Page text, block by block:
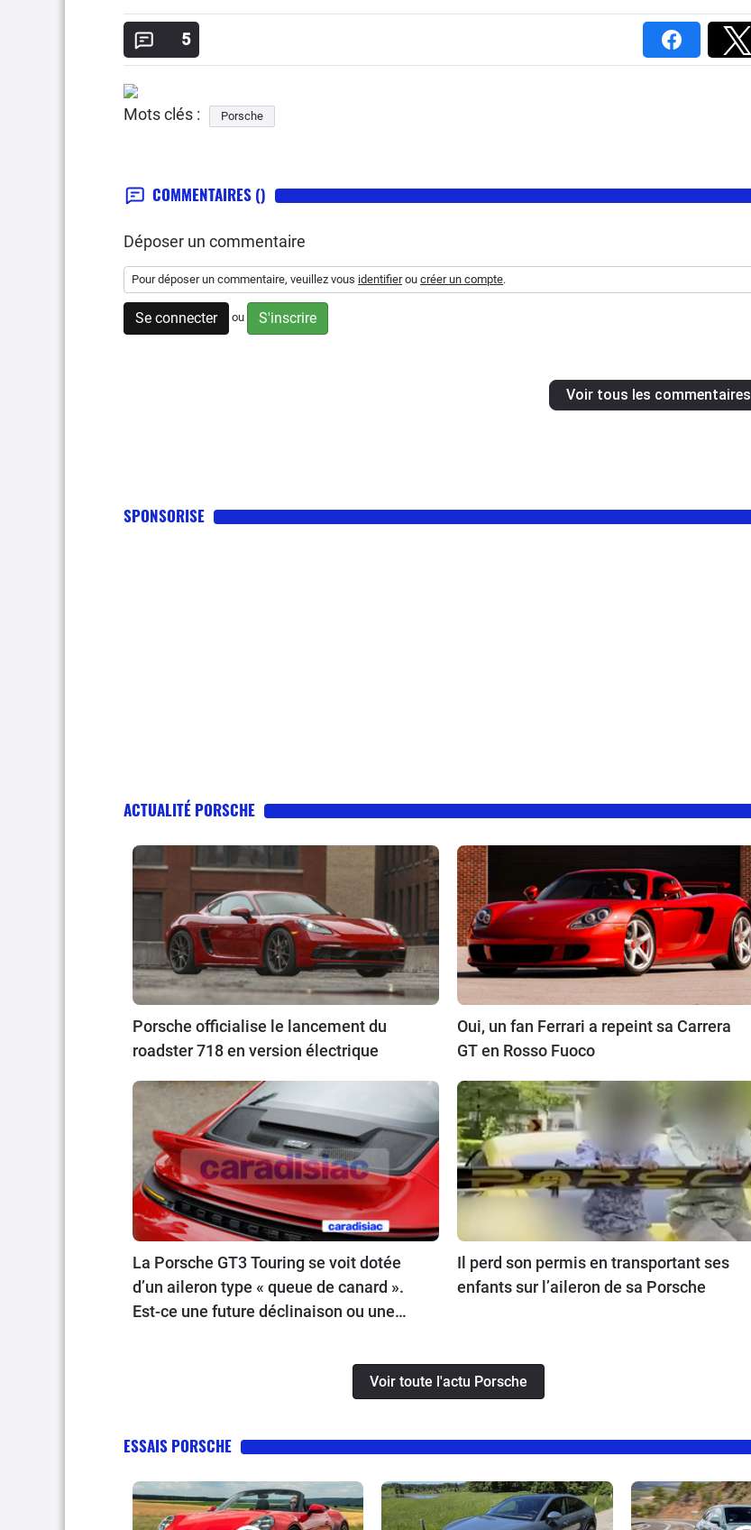
5
Mots clés : Porsche
COMMENTAIRES ()
Déposer un commentaire
Pour déposer un commentaire, veuillez vous identifierou créer un compte.
Se connecter ou S'inscrire
Voir tous les commentaires
SPONSORISE
ACTUALITÉ PORSCHE
Porsche officialise le lancement du
roadster 718 en version électrique
Oui, un fan Ferrari a repeint sa Carrera
GT en Rosso Fuoco
La Porsche GT3 Touring se voit dotée
d’un aileron type « queue de canard ».
Est-ce une future déclinaison ou une
Il perd son permis en transportant ses
enfants sur l’aileron de sa Porsche
Voir toute l'actu Porsche
ESSAIS PORSCHE